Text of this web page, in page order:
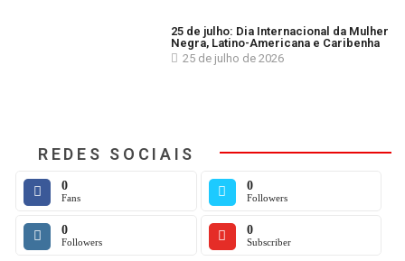
25 de julho: Dia Internacional da Mulher
Negra, Latino-Americana e Caribenha
25 de julho de 2026
REDES SOCIAIS
0
Fans
0
Followers
0
Followers
0
Subscriber